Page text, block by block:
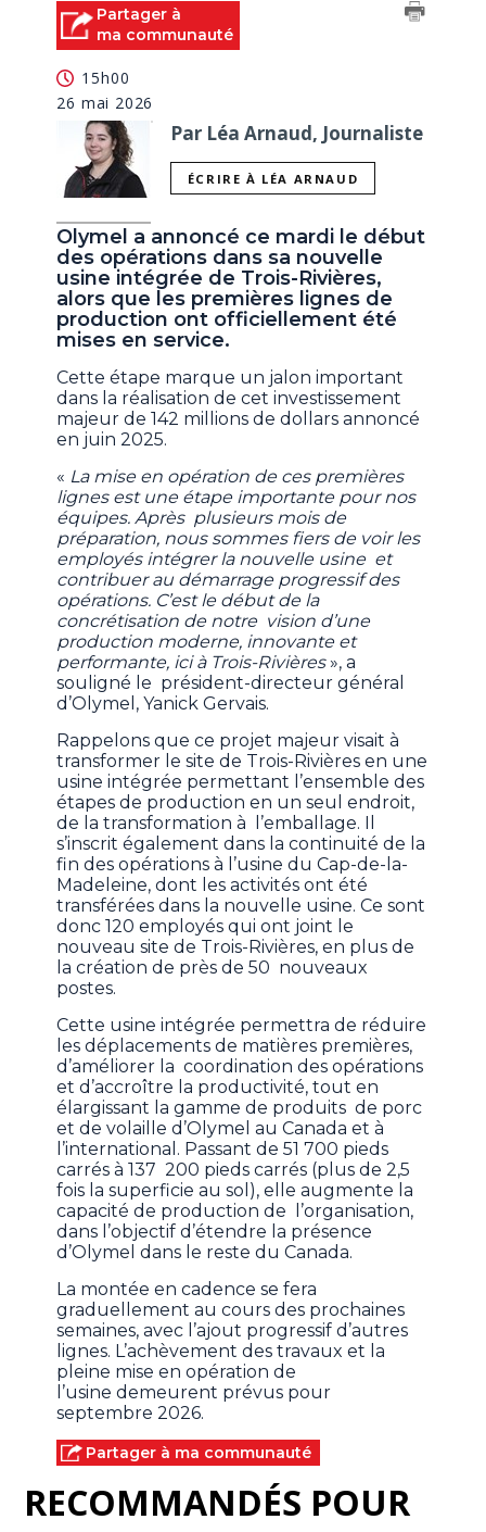
Partager à
ma communauté
15h00
26 mai 2026
Par Léa Arnaud, Journaliste
ÉCRIRE À LÉA ARNAUD
Olymel a annoncé ce mardi le début
des opérations dans sa nouvelle
usine intégrée de Trois-Rivières,
alors que les premières lignes de
production ont officiellement été
mises en service.
Cette étape marque un jalon important
dans la réalisation de cet investissement
majeur de 142 millions de dollars annoncé
en juin 2025.
« La mise en opération de ces premières
lignes est une étape importante pour nos
équipes. Après plusieurs mois de
préparation, nous sommes fiers de voir les
employés intégrer la nouvelle usine et
contribuer au démarrage progressif des
opérations. C’est le début de la
concrétisation de notre vision d’une
production moderne, innovante et
performante, ici à Trois-Rivières», a
souligné le président-directeur général
d’Olymel, Yanick Gervais.
Rappelons que ce projet majeur visait à
transformer le site de Trois-Rivières en une
usine intégrée permettant l’ensemble des
étapes de production en un seul endroit,
de la transformation à l’emballage. Il
s’inscrit également dans la continuité de la
fin des opérations à l’usine du Cap-de-la-
Madeleine, dont les activités ont été
transférées dans la nouvelle usine. Ce sont
donc 120 employés qui ont joint le
nouveau site de Trois-Rivières, en plus de
la création de près de 50 nouveaux
postes.
Cette usine intégrée permettra de réduire
les déplacements de matières premières,
d’améliorer la coordination des opérations
et d’accroître la productivité, tout en
élargissant la gamme de produits de porc
et de volaille d’Olymel au Canada et à
l’international. Passant de 51 700 pieds
carrés à 137 200 pieds carrés (plus de 2,5
fois la superficie au sol), elle augmente la
capacité de production de l’organisation,
dans l’objectif d’étendre la présence
d’Olymel dans le reste du Canada.
La montée en cadence se fera
graduellement au cours des prochaines
semaines, avec l’ajout progressif d’autres
lignes. L’achèvement des travaux et la
pleine mise en opération de
l’usine demeurent prévus pour
septembre 2026.
Partager à ma communauté
RECOMMANDÉS POUR